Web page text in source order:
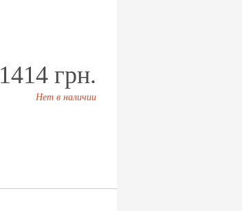
1414 грн.
Нет в наличии